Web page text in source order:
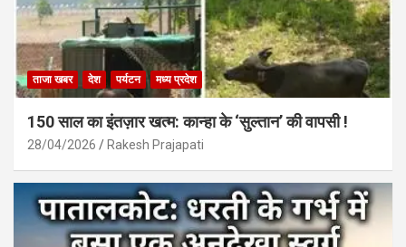
ताजा खबर देश पर्यटन मध्य प्रदेश
150 साल का इंतज़ार खत्म: कान्हा के ‘सुल्तान’ की वापसी !
28/04/2026 Rakesh Prajapati